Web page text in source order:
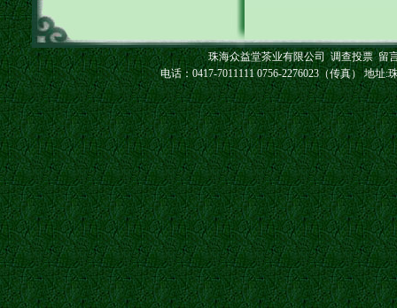
珠海众益堂茶业有限公司 调查投票 留
电话：0417-7011111 0756-2276023（传真） 地址: